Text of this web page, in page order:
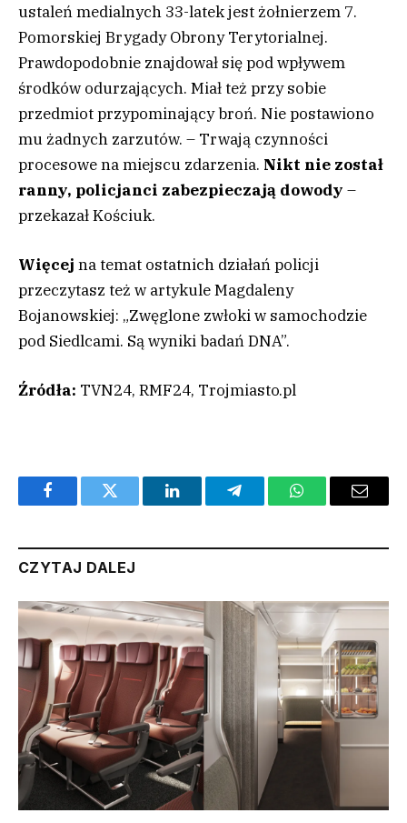
ustaleń medialnych 33-latek jest żołnierzem 7.
Pomorskiej Brygady Obrony Terytorialnej.
Prawdopodobnie znajdował się pod wpływem
środków odurzających. Miał też przy sobie
przedmiot przypominający broń. Nie postawiono
mu żadnych zarzutów. – Trwają czynności
procesowe na miejscu zdarzenia. Nikt nie został
ranny, policjanci zabezpieczają dowody –
przekazał Kościuk.
Więcej na temat ostatnich działań policji
przeczytasz też w artykule Magdaleny
Bojanowskiej: „Zwęglone zwłoki w samochodzie
pod Siedlcami. Są wyniki badań DNA”.
Źródła: TVN24, RMF24, Trojmiasto.pl
FacebookTwitter LinkedInTelegramWhatsAppEmail
CZYTAJ DALEJ